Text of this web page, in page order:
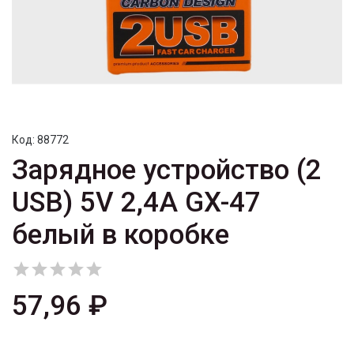
Код: 88772
Зарядное устройство (2
USB) 5V 2,4A GX-47
белый в коробке

57,96 ₽